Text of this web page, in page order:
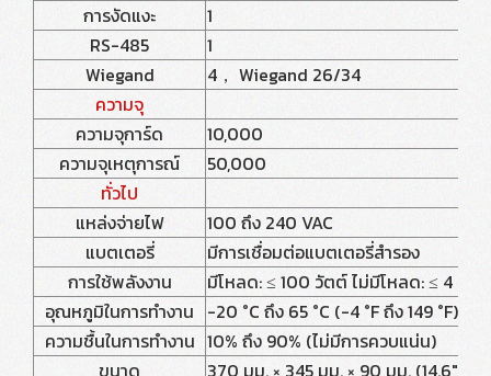
การงัดแงะ
1
RS-485
1
Wiegand
4， Wiegand 26/34
ความจุ
ความจุการ์ด
10,000
ความจุเหตุการณ์
50,000
ทั่วไป
แหล่งจ่ายไฟ
100 ถึง 240 VAC
แบตเตอรี่
มีการเชื่อมต่อแบตเตอรี่สำรอง
การใช้พลังงาน
มีโหลด: ≤ 100 วัตต์ ไม่มีโหลด: ≤ 4 วัตต์
อุณหภูมิในการทำงาน -20 °C ถึง 65 °C (-4 °F ถึง 149 °F)
ความชื้นในการทำงาน 10% ถึง 90% (ไม่มีการควบแน่น)
ขนาด
370 มม. × 345 มม. × 90 มม. (14.6" ×